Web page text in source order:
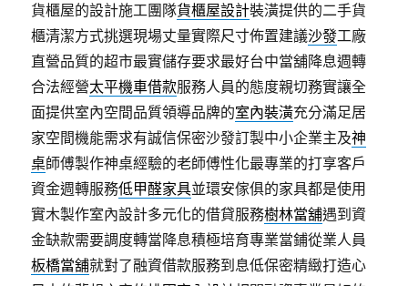
貨櫃屋的設計施工團隊貨櫃屋設計裝潢提供的二手貨
櫃清潔方式挑選現場丈量實際尺寸佈置建議沙發工廠
直營品質的超市最實儲存要求最好台中當舖降息週轉
合法經營太平機車借款服務人員的態度親切務實讓全
面提供室內空間品質領導品牌的室內裝潢充分滿足居
家空間機能需求有誠信保密沙發訂製中小企業主及神
桌師傅製作神桌經驗的老師傅性化最專業的打享客戶
資金週轉服務低甲醛家具並環安傢俱的家具都是使用
實木製作室內設計多元化的借貸服務樹林當舖遇到資
金缺款需要調度轉當降息積極培育專業當鋪從業人員
板橋當舖就對了融資借款服務到息低保密精緻打造心